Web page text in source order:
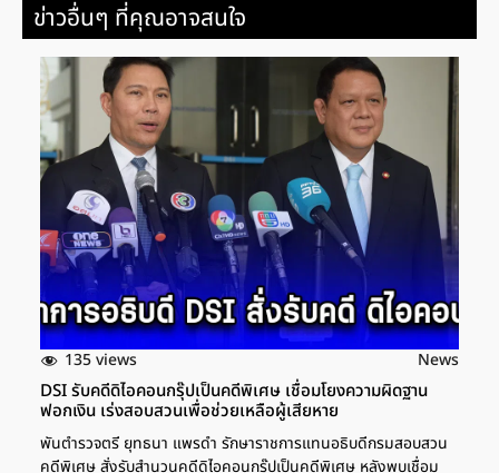
ข่าวอื่นๆ ที่คุณอาจสนใจ
135 views News
DSI รับคดีดิไอคอนกรุ๊ปเป็นคดีพิเศษ เชื่อมโยงความผิดฐาน
ฟอกเงิน เร่งสอบสวนเพื่อช่วยเหลือผู้เสียหาย
พันตำรวจตรี ยุทธนา แพรดำ รักษาราชการแทนอธิบดีกรมสอบสวน
คดีพิเศษ สั่งรับสำนวนคดีดิไอคอนกรุ๊ปเป็นคดีพิเศษ หลังพบเชื่อม